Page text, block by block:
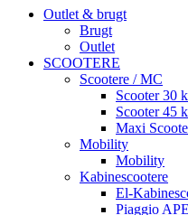
Outlet & brugt
Brugt
Outlet
SCOOTERE
Scootere / MC
Scooter 30
Scooter 45
Maxi
Mobility
Mobility
Kabinescootere
El-
Piaggio